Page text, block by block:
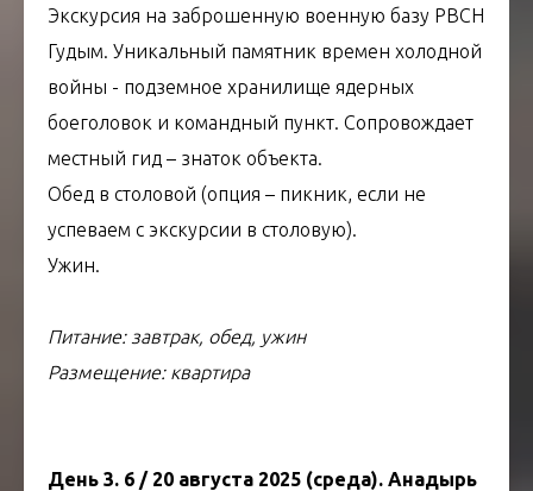
Экскурсия на заброшенную военную базу РВСН
Гудым. Уникальный памятник времен холодной
войны - подземное хранилище ядерных
боеголовок и командный пункт. Сопровождает
местный гид – знаток объекта.
Обед в столовой (опция – пикник, если не
успеваем с экскурсии в столовую).
Ужин.
Питание: завтрак, обед, ужин
Размещение: квартира
День 3. 6 / 20 августа 2025 (среда). Анадырь